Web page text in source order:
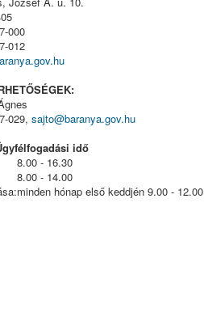
000
012
029, sajto@baranya.gov.hu
idő
8.00 - 16.30
8.00 - 14.00
minden hónap első keddjén 9.00 - 12.00